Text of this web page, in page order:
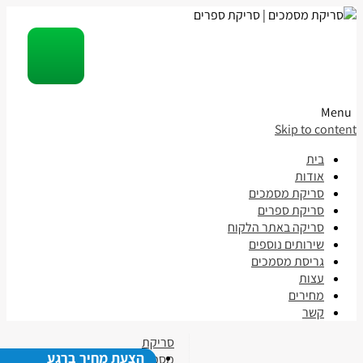
Skip to content
בית
אודות
סריקת מסמכים
סריקת ספרים
סריקה באתר הלקוח
שירותים נוספים
גריסת מסמכים
עצות
מחירים
קשר
סריקת
מסמכיםהצעת מחיר ברגע